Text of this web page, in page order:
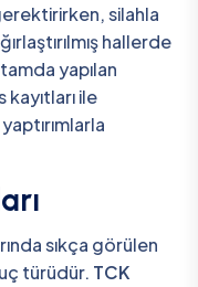
silahla
hallerde
yapılan
ile
sıkça görülen
türüdür. TCK